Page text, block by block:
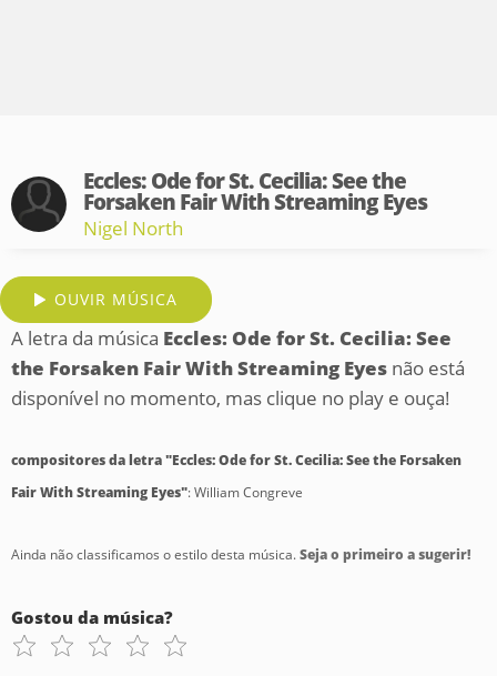
Eccles: Ode for St. Cecilia: See the
Forsaken Fair With Streaming Eyes
Nigel North
OUVIR MÚSICA
A letra da música Eccles: Ode for St. Cecilia: See
the Forsaken Fair With Streaming Eyes não está
disponível no momento, mas clique no play e ouça!
compositores da letra "Eccles: Ode for St. Cecilia: See the Forsaken
Fair With Streaming Eyes": William Congreve
Ainda não classificamos o estilo desta música.Seja o primeiro a sugerir!
Gostou da música?